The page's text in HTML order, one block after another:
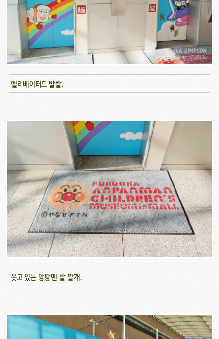
엘리베이터도 발랄.
웃고 있는 앙팡맨 발 깔개.